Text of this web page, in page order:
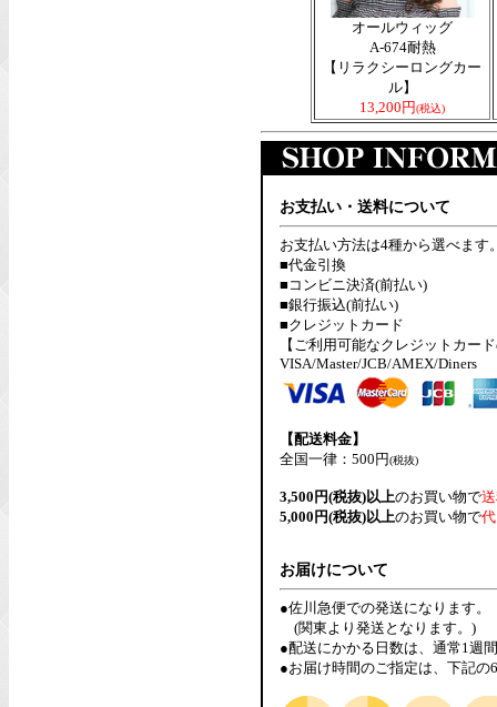
オールウィッグ
A-674耐熱
【リラクシーロングカー
ル】
13,200円(税込)
お支払い・送料について
お支払い方法は4種から選べます
■代金引換
■コンビニ決済(前払い)
■銀行振込(前払い)
■クレジットカード
【ご利用可能なクレジットカー
VISA/Master/JCB/AMEX/Diners
【配送料金】
全国一律：500円(税抜)
3,500円(税抜)以上のお買い物で
5,000円(税抜)以上のお買い物で
お届けについて
●佐川急便での発送になります。
(関東より発送となります。)
●配送にかかる日数は、通常1週
●お届け時間のご指定は、下記